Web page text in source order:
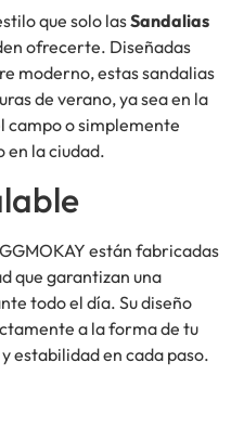
que solo lasSandalias
ofrecerte. Diseñadas
moderno, estas sandalias
de verano, ya sea en la
campo o simplemente
en la ciudad.
están fabricadas
que garantizan una
todo el día. Su diseño
a la forma de tu
estabilidad en cada paso.